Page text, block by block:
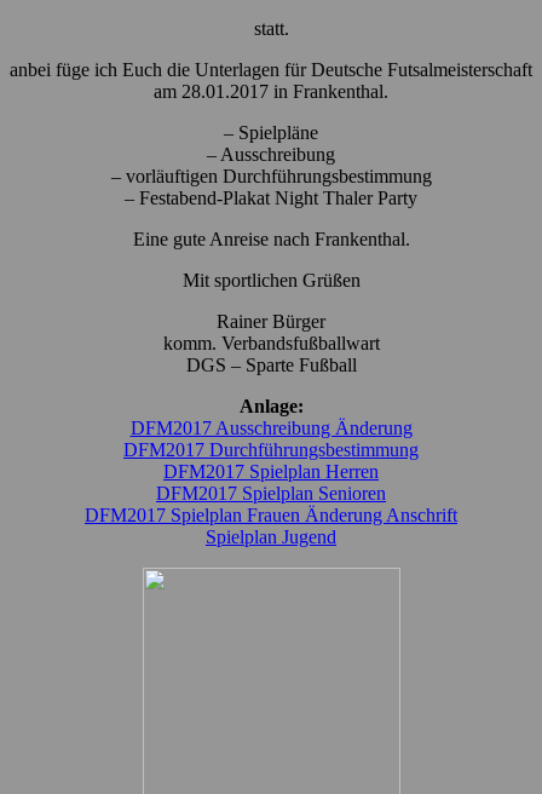
statt.
anbei füge ich Euch die Unterlagen für Deutsche Futsalmeisterschaft
am 28.01.2017 in Frankenthal.
– Spielpläne
– Ausschreibung
– vorläuftigen Durchführungsbestimmung
– Festabend-Plakat Night Thaler Party
Eine gute Anreise nach Frankenthal.
Mit sportlichen Grüßen
Rainer Bürger
komm. Verbandsfußballwart
DGS – Sparte Fußball
Anlage:
DFM2017 Ausschreibung Änderung
DFM2017 Durchführungsbestimmung
DFM2017 Spielplan Herren
DFM2017 Spielplan Senioren
DFM2017 Spielplan Frauen Änderung Anschrift
Spielplan Jugend